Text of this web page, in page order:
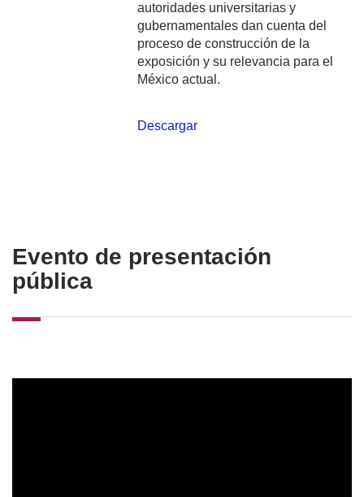
autoridades universitarias y
gubernamentales dan cuenta del
proceso de construcción de la
exposición y su relevancia para el
México actual.
Descargar
Evento de presentación
pública